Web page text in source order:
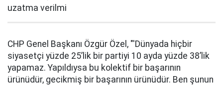
uzatma verilmi
CHP Genel Başkanı Özgür Özel, "'Dünyada hiçbir
siyasetçi yüzde 25’lik bir partiyi 10 ayda yüzde 38’lik
yapamaz. Yapıldıysa bu kolektif bir başarının
ürünüdür, gecikmiş bir başarının ürünüdür. Ben şunun